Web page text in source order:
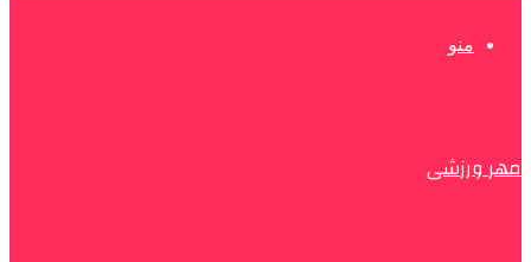
منو
مهر ورزشی